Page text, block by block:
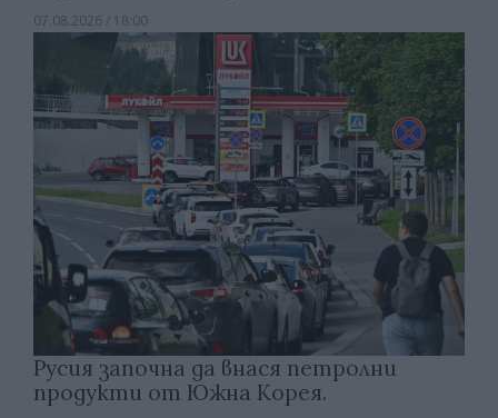
07.08.2026 / 18:00
Русия започна да внася петролни
продукти от Южна Корея.